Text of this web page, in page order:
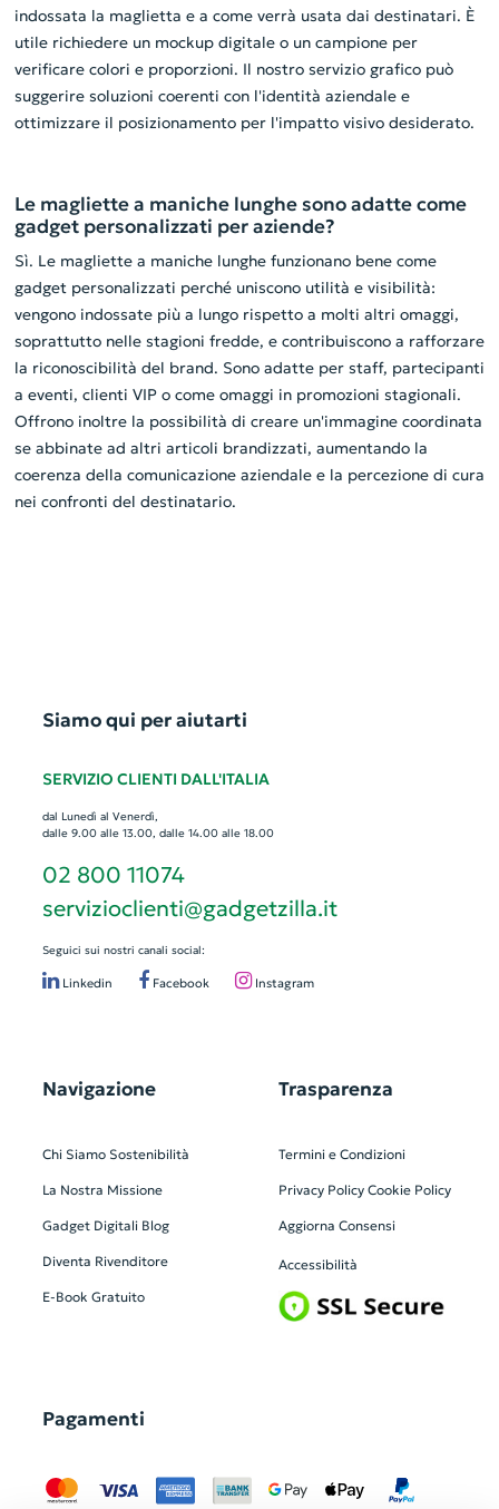
indossata la maglietta e a come verrà usata dai destinatari. È
utile richiedere un mockup digitale o un campione per
verificare colori e proporzioni. Il nostro servizio grafico può
suggerire soluzioni coerenti con l'identità aziendale e
ottimizzare il posizionamento per l'impatto visivo desiderato.
Le magliette a maniche lunghe sono adatte come
gadget personalizzati per aziende?
Sì. Le magliette a maniche lunghe funzionano bene come
gadget personalizzati perché uniscono utilità e visibilità:
vengono indossate più a lungo rispetto a molti altri omaggi,
soprattutto nelle stagioni fredde, e contribuiscono a rafforzare
la riconoscibilità del brand. Sono adatte per staff, partecipanti
a eventi, clienti VIP o come omaggi in promozioni stagionali.
Offrono inoltre la possibilità di creare un'immagine coordinata
se abbinate ad altri articoli brandizzati, aumentando la
coerenza della comunicazione aziendale e la percezione di cura
nei confronti del destinatario.
Siamo qui per aiutarti
SERVIZIO CLIENTI DALL'ITALIA
dal Lunedì al Venerdì,
dalle 9.00 alle 13.00, dalle 14.00 alle 18.00
02 800 11074
servizioclienti@gadgetzilla.it
Seguici sui nostri canali social:
Linkedin Facebook Instagram
Navigazione
Chi Siamo Sostenibilità
La Nostra Missione
Gadget Digitali Blog
Diventa Rivenditore
E-Book Gratuito
Trasparenza
Termini e Condizioni
Privacy Policy Cookie Policy
Aggiorna Consensi
Accessibilità
Pagamenti